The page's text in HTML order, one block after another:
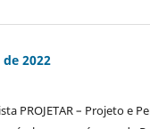
2022
PROJETAR – Projeto e